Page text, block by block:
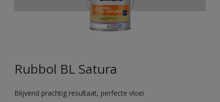
Rubbol BL Satura
Blijvend prachtig resultaat, perfecte vloei